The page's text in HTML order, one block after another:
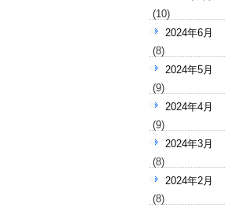
(10)
2024年6月
(8)
2024年5月
(9)
2024年4月
(9)
2024年3月
(8)
2024年2月
(8)